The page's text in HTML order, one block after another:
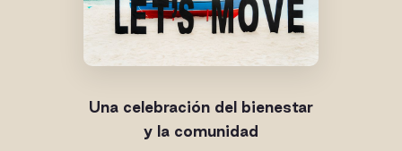
Una celebración del bienestar
y la comunidad